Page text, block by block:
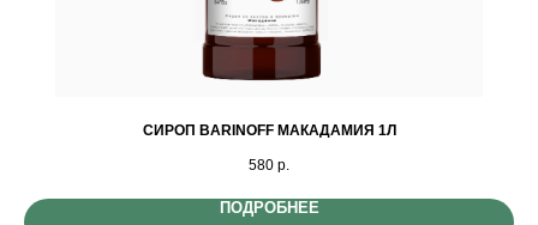
СИРОП BARINOFF МАКАДАМИЯ 1Л
580 р.
ПОДРОБНЕЕ